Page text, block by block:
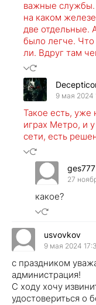
важные службы.
на каком
две отдельные.
было легче. Что
ли. Вдруг там
9 мая 2024
Такое есть, уже
играх Метро, и
сети, есть
ges777
27
какое?
usvovkov
9 мая 2024
с праздником
администрация!
С ходу хочу
удостовериться о